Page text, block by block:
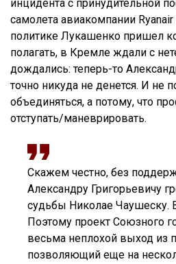
инцидента с принудительной
самолета авиакомпании
политике Лукашенко пришел
полагать, в Кремле ждали с
дождались: теперь-то
точно никуда не денется. И не
объединяться, а потому, что
отступать/маневрировать.
Скажем честно, без
Александру Григорьевичу
судьбы Николае Чаушеску.
Поэтому проект Союзного
весьма неплохой выход из
позволяющий еще на